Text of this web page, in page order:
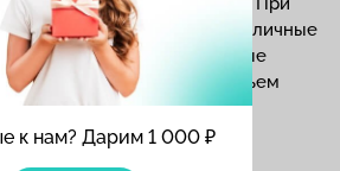
к нам? Дарим 1 000 ₽
применяются различные
позволяют выявить скрытые
и точно определить объем